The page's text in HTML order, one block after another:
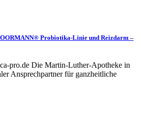
Probiotika-Linie und Reizdarm –
pro.de Die Martin-Luther-Apotheke in
Ansprechpartner für ganzheitliche